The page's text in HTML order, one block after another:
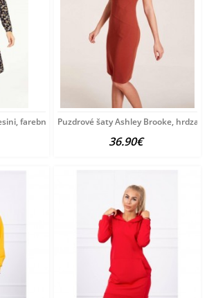
farebné Puzdrové šaty Ashley Brooke,
36.90€